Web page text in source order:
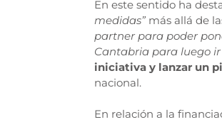
En este sentido ha
medidas” más allá de
partner para poder
Cantabria para luego ir
iniciativa y lanzar un
nacional.
En relación a la